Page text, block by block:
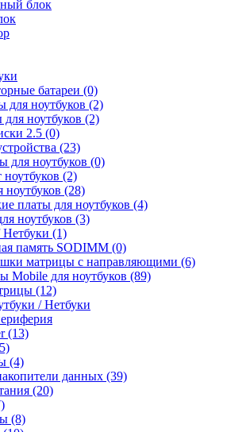
блок
батареи (0)
для ноутбуков (2)
ноутбуков (2)
2.5 (0)
(23)
для ноутбуков (0)
ноутбуков (2)
ноутбуков (28)
платы для ноутбуков (4)
ноутбуков (3)
(1)
память SODIMM (0)
матрицы с направляющими (6)
Mobile для ноутбуков (89)
(12)
/ Нетбуки
(13)
(4)
данных (39)
(20)
(8)